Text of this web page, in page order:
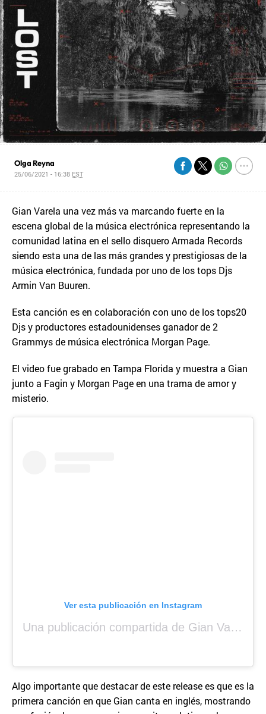
Olga Reyna
25/06/2021 - 16:38 EST
Gian Varela una vez más va marcando fuerte en la
escena global de la música electrónica representando la
comunidad latina en el sello disquero Armada Records
siendo esta una de las más grandes y prestigiosas de la
música electrónica, fundada por uno de los tops Djs
Armin Van Buuren.
Esta canción es en colaboración con uno de los tops20
Djs y productores estadounidenses ganador de 2
Grammys de música electrónica Morgan Page.
El video fue grabado en Tampa Florida y muestra a Gian
junto a Fagin y Morgan Page en una trama de amor y
misterio.
Ver esta publicación en Instagram
Una publicación compartida de Gian Varela (@gianvarela)
Algo importante que destacar de este release es que es la
primera canción en que Gian canta en inglés, mostrando